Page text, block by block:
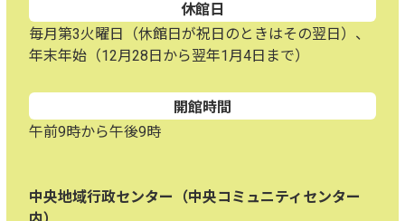
休館日
毎月第3火曜日（休館日が祝日のときはその翌日）、
年末年始（12月28日から翌年1月4日まで）
開館時間
午前9時から午後9時
中央地域行政センター（中央コミュニティセンター